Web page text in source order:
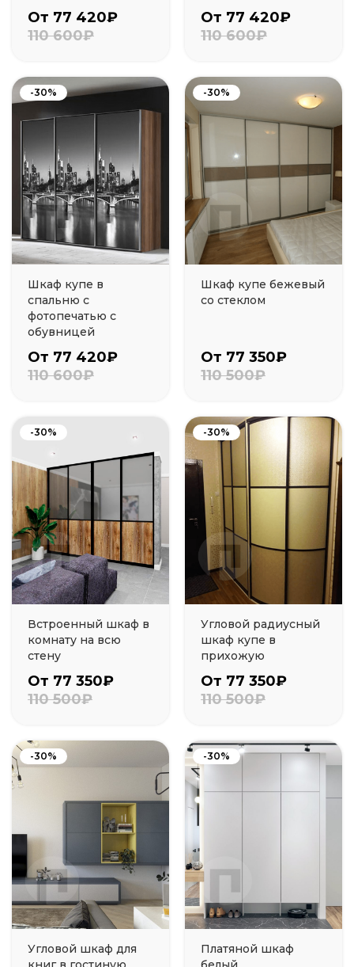
От 77 420₽
110 600₽
От 77 420₽
110 600₽
-30%
Шкаф купе в
спальню с
фотопечатью с
обувницей
От 77 420₽
110 600₽
-30%
Шкаф купе бежевый
со стеклом
От 77 350₽
110 500₽
-30%
Встроенный шкаф в
комнату на всю
стену
От 77 350₽
110 500₽
-30%
Угловой радиусный
шкаф купе в
прихожую
От 77 350₽
110 500₽
-30%
Угловой шкаф для
-30%
Платяной шкаф